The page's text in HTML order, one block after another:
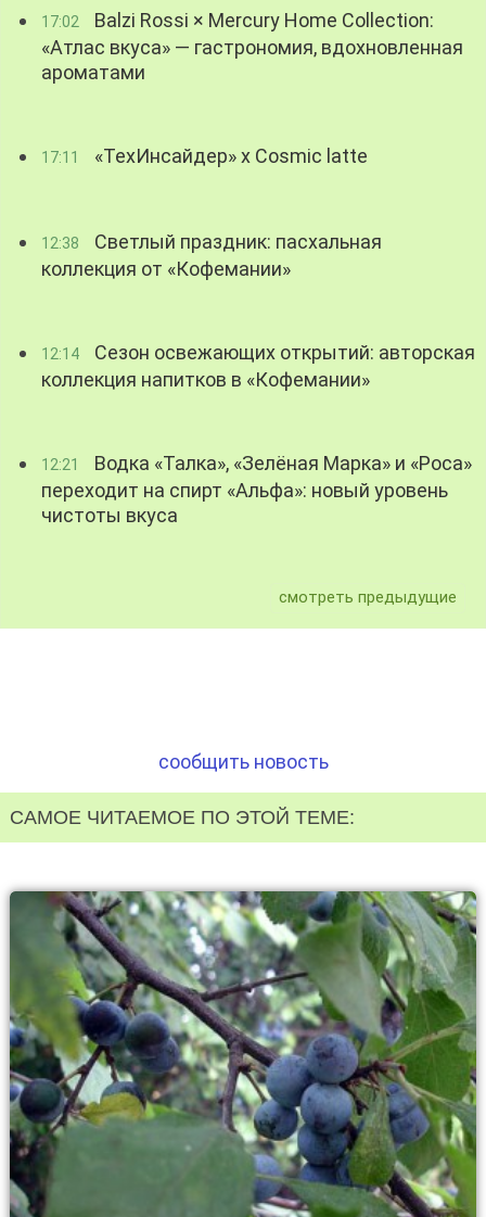
17:02
Balzi Rossi × Mercury Home Collection:
«Атлас вкуса» — гастрономия, вдохновленная
ароматами
17:11 «ТехИнсайдер» х Cosmic latte
12:38
Светлый праздник: пасхальная
коллекция от «Кофемании»
12:14
Сезон освежающих открытий: авторская
коллекция напитков в «Кофемании»
12:21
Водка «Талка», «Зелёная Марка» и «Роса»
переходит на спирт «Альфа»: новый уровень
чистоты вкуса
смотреть предыдущие
сообщить новость
САМОЕ ЧИТАЕМОЕ ПО ЭТОЙ ТЕМЕ: